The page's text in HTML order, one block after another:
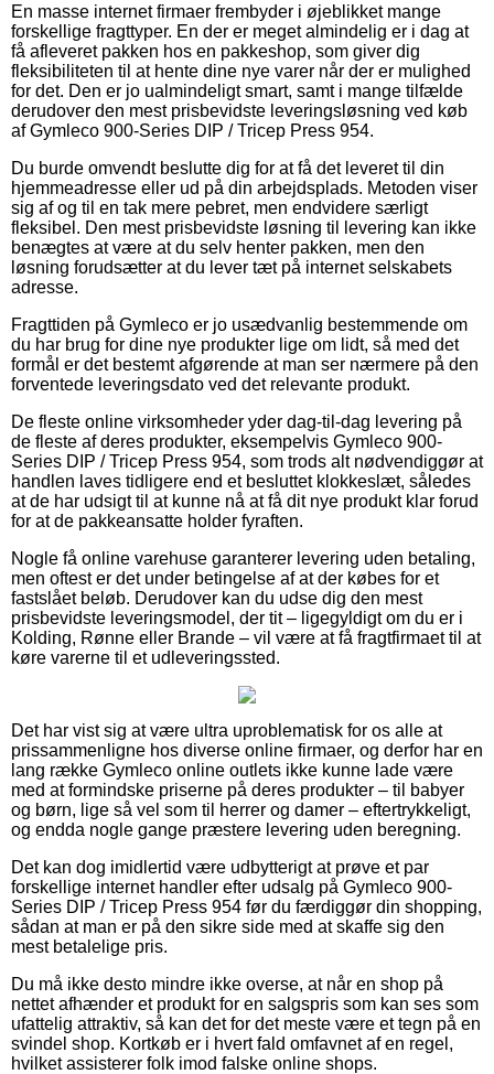
En masse internet firmaer frembyder i øjeblikket mange
forskellige fragttyper. En der er meget almindelig er i dag at
få afleveret pakken hos en pakkeshop, som giver dig
fleksibiliteten til at hente dine nye varer når der er mulighed
for det. Den er jo ualmindeligt smart, samt i mange tilfælde
derudover den mest prisbevidste leveringsløsning ved køb
af Gymleco 900-Series DIP / Tricep Press 954.
Du burde omvendt beslutte dig for at få det leveret til din
hjemmeadresse eller ud på din arbejdsplads. Metoden viser
sig af og til en tak mere pebret, men endvidere særligt
fleksibel. Den mest prisbevidste løsning til levering kan ikke
benægtes at være at du selv henter pakken, men den
løsning forudsætter at du lever tæt på internet selskabets
adresse.
Fragttiden på Gymleco er jo usædvanlig bestemmende om
du har brug for dine nye produkter lige om lidt, så med det
formål er det bestemt afgørende at man ser nærmere på den
forventede leveringsdato ved det relevante produkt.
De fleste online virksomheder yder dag-til-dag levering på
de fleste af deres produkter, eksempelvis Gymleco 900-
Series DIP / Tricep Press 954, som trods alt nødvendiggør at
handlen laves tidligere end et besluttet klokkeslæt, således
at de har udsigt til at kunne nå at få dit nye produkt klar forud
for at de pakkeansatte holder fyraften.
Nogle få online varehuse garanterer levering uden betaling,
men oftest er det under betingelse af at der købes for et
fastslået beløb. Derudover kan du udse dig den mest
prisbevidste leveringsmodel, der tit – ligegyldigt om du er i
Kolding, Rønne eller Brande – vil være at få fragtfirmaet til at
køre varerne til et udleveringssted.
Det har vist sig at være ultra uproblematisk for os alle at
prissammenligne hos diverse online firmaer, og derfor har en
lang række Gymleco online outlets ikke kunne lade være
med at formindske priserne på deres produkter – til babyer
og børn, lige så vel som til herrer og damer – eftertrykkeligt,
og endda nogle gange præstere levering uden beregning.
Det kan dog imidlertid være udbytterigt at prøve et par
forskellige internet handler efter udsalg på Gymleco 900-
Series DIP / Tricep Press 954 før du færdiggør din shopping,
sådan at man er på den sikre side med at skaffe sig den
mest betalelige pris.
Du må ikke desto mindre ikke overse, at når en shop på
nettet afhænder et produkt for en salgspris som kan ses som
ufattelig attraktiv, så kan det for det meste være et tegn på en
svindel shop. Kortkøb er i hvert fald omfavnet af en regel,
hvilket assisterer folk imod falske online shops.